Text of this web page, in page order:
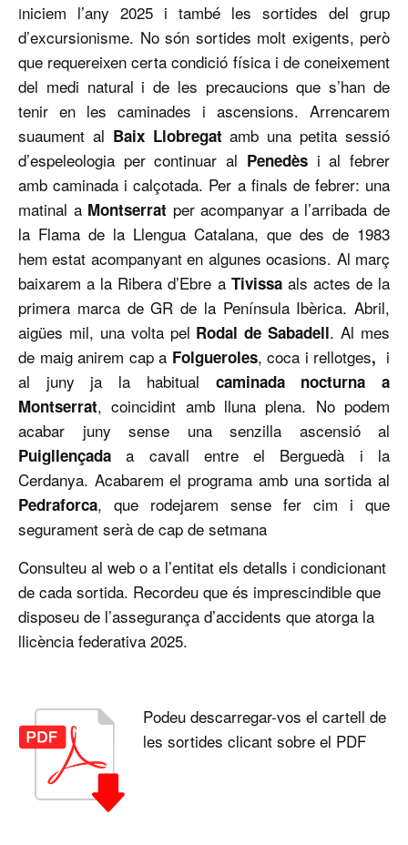
Iniciem l’any 2025 i també les sortides del grup
d’excursionisme. No són sortides molt exigents, però
que requereixen certa condició física i de coneixement
del medi natural i de les precaucions que s’han de
tenir en les caminades i ascensions. Arrencarem
suaument al Baix Llobregatamb una petita sessió
d’espeleologia per continuar al Penedèsi al febrer
amb caminada i calçotada. Per a finals de febrer: una
matinal a Montserrat per acompanyar a l’arribada de
la Flama de la Llengua Catalana, que des de 1983
hem estat acompanyant en algunes ocasions. Al març
baixarem a la Ribera d’Ebre a Tivissaals actes de la
primera marca de GR de la Península Ibèrica. Abril,
aigües mil, una volta pel Rodal de Sabadell. Al mes
de maig anirem cap a Folgueroles, coca i rellotges, i
al juny ja la habitual caminada nocturna a
Montserrat, coincidint amb lluna plena. No podem
acabar juny sense una senzilla ascensió al
Puigllençada a cavall entre el Berguedà i la
Cerdanya. Acabarem el programa amb una sortida al
Pedraforca, que rodejarem sense fer cim i que
segurament serà de cap de setmana
Consulteu al web o a l’entitat els detalls i condicionant
de cada sortida. Recordeu que és imprescindible que
disposeu de l’assegurança d’accidents que atorga la
llicència federativa 2025.
Podeu descarregar-vos el cartell de
les sortides clicant sobre el PDF